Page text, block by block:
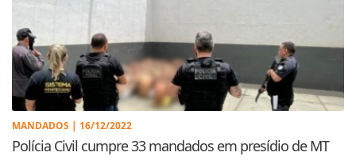
MANDADOS | 16/12/2022
Polícia Civil cumpre 33 mandados em presídio de MT